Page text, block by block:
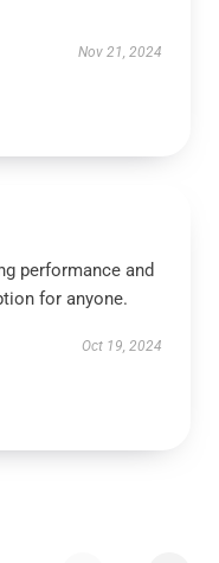
Nov 21, 2024
performance and
for anyone.
Oct 19, 2024